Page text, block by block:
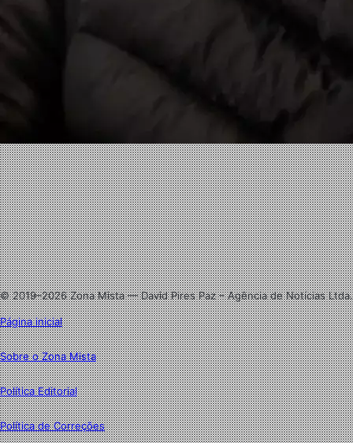
Facebook
X
Linkedin
Instagram
© 2019–2026 Zona Mista — David Pires Paz – Agência de Notícias Ltda.
Página inicial
Sobre o Zona Mista
Política Editorial
Política de Correções